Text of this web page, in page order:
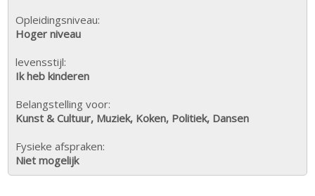
Opleidingsniveau:
Hoger niveau
levensstijl:
Ik heb kinderen
Belangstelling voor:
Kunst & Cultuur, Muziek, Koken, Politiek, Dansen
Fysieke afspraken:
Niet mogelijk